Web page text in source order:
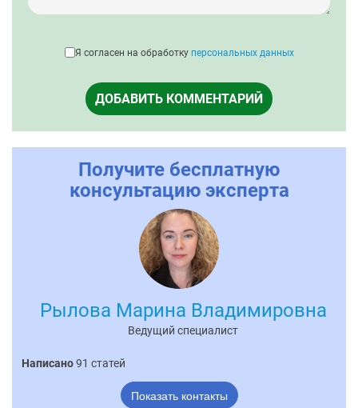
Я согласен на обработку персональных данных
ДОБАВИТЬ КОММЕНТАРИЙ
Получите бесплатную
консультацию эксперта
Рылова Марина Владимировна
Ведущий специалист
Написано91 статей
Показать контакты